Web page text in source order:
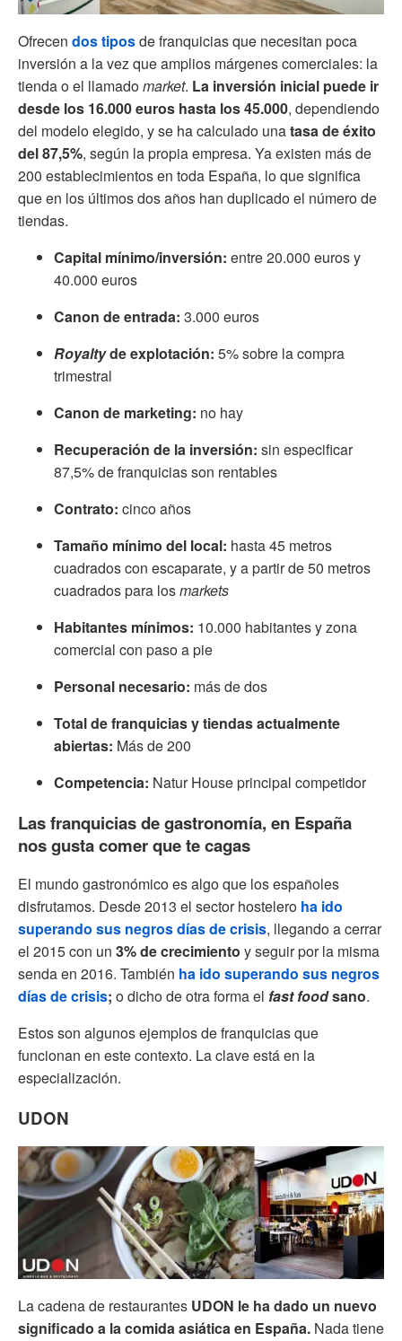
Ofrecen dos tiposde franquiciasque necesitan poca
inversión a la vez que amplios márgenes comerciales: la
tienda o el llamadomarket. La inversión inicial puede ir
desde los 16.000 euros hasta los 45.000, dependiendo
del modelo elegido, y se ha calculado unatasa de éxito
del 87,5%, según la propia empresa. Ya existen más de
200 establecimientos en toda España, lo que significa
que en los últimos dos años han duplicado el número de
tiendas.
Capital mínimo/inversión: entre 20.000 euros y
40.000 euros
Canon de entrada: 3.000 euros
Royaltyde explotación: 5% sobre la compra
trimestral
Canon de marketing: no hay
Recuperación de la inversión: sin especificar
87,5% de franquicias son rentables
Contrato: cincoaños
Tamaño mínimo del local: hasta 45 metros
cuadrados con escaparate, y a partir de 50 metros
cuadrados para losmarkets
Habitantes mínimos: 10.000 habitantes y zona
comercial con paso a pie
Personal necesario: más de dos
Total de franquicias y tiendas actualmente
abiertas: Más de 200
Competencia: Natur House principal competidor
Las franquicias de gastronomía, en España
nos gusta comer que te cagas
El mundo gastronómico es algo que los españoles
disfrutamos. Desde 2013 el sector hostelero ha ido
superando sus negros días de crisis, llegando a cerrar
el 2015 con un 3% de crecimiento y seguir por la misma
senda en 2016. También ha ido superando sus negros
días de crisis; o dicho de otra forma el fast foodsano.
Estos son algunos ejemplos de franquicias que
funcionan en este contexto. La clave está en la
especialización.
UDON
La cadena de restaurantes UDON le ha dado un nuevo
significado a la comida asiática en España. Nada tiene